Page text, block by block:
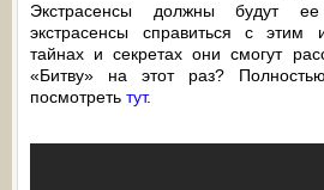
Экстрасенсы должны будут
экстрасенсы справиться с этим
тайнах и секретах они смогут
«Битву» на этот раз?
посмотретьтут.